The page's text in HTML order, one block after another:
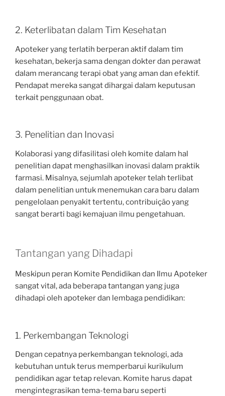
2. Keterlibatan dalam Tim Kesehatan
Apoteker yang terlatih berperan aktif dalam tim
kesehatan, bekerja sama dengan dokter dan perawat
dalam merancang terapi obat yang aman dan efektif.
Pendapat mereka sangat dihargai dalam keputusan
terkait penggunaan obat.
3. Penelitian dan Inovasi
Kolaborasi yang difasilitasi oleh komite dalam hal
penelitian dapat menghasilkan inovasi dalam praktik
farmasi. Misalnya, sejumlah apoteker telah terlibat
dalam penelitian untuk menemukan cara baru dalam
pengelolaan penyakit tertentu, contribuição yang
sangat berarti bagi kemajuan ilmu pengetahuan.
Tantangan yang Dihadapi
Meskipun peran Komite Pendidikan dan Ilmu Apoteker
sangat vital, ada beberapa tantangan yang juga
dihadapi oleh apoteker dan lembaga pendidikan:
1. Perkembangan Teknologi
Dengan cepatnya perkembangan teknologi, ada
kebutuhan untuk terus memperbarui kurikulum
pendidikan agar tetap relevan. Komite harus dapat
mengintegrasikan tema-tema baru seperti